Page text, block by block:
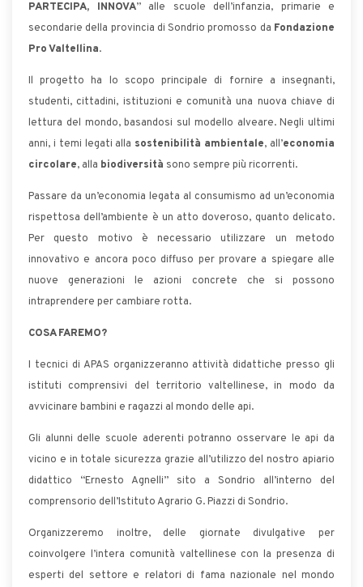
PARTECIPA, INNOVA” alle scuole dell’infanzia, primarie e
secondarie della provincia di Sondrio promosso da Fondazione
Pro Valtellina.
Il progetto ha lo scopo principale di fornire a insegnanti,
studenti, cittadini, istituzioni e comunità una nuova chiave di
lettura del mondo, basandosi sul modello alveare. Negli ultimi
anni, i temi legati alla sostenibilità ambientale, all’economia
circolare, alla biodiversità sono sempre più ricorrenti.
Passare da un’economia legata al consumismo ad un’economia
rispettosa dell’ambiente è un atto doveroso, quanto delicato.
Per questo motivo è necessario utilizzare un metodo
innovativo e ancora poco diffuso per provare a spiegare alle
nuove generazioni le azioni concrete che si possono
intraprendere per cambiare rotta.
COSA FAREMO?
I tecnici di APAS organizzeranno attività didattiche presso gli
istituti comprensivi del territorio valtellinese, in modo da
avvicinare bambini e ragazzi al mondo delle api.
Gli alunni delle scuole aderenti potranno osservare le api da
vicino e in totale sicurezza grazie all’utilizzo del nostro apiario
didattico “Ernesto Agnelli” sito a Sondrio all’interno del
comprensorio dell’Istituto Agrario G. Piazzi di Sondrio.
Organizzeremo inoltre, delle giornate divulgative per
coinvolgere l’intera comunità valtellinese con la presenza di
esperti del settore e relatori di fama nazionale nel mondo